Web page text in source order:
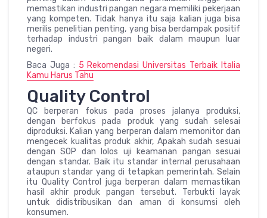
memastikan industri pangan negara memiliki pekerjaan
yang kompeten. Tidak hanya itu saja kalian juga bisa
merilis penelitian penting, yang bisa berdampak positif
terhadap industri pangan baik dalam maupun luar
negeri.
Baca Juga : 5 Rekomendasi Universitas Terbaik Italia
Kamu Harus Tahu
Quality Control
QC berperan fokus pada proses jalanya produksi,
dengan berfokus pada produk yang sudah selesai
diproduksi. Kalian yang berperan dalam memonitor dan
mengecek kualitas produk akhir, Apakah sudah sesuai
dengan SOP dan lolos uji keamanan pangan sesuai
dengan standar. Baik itu standar internal perusahaan
ataupun standar yang di tetapkan pemerintah. Selain
itu Quality Control juga berperan dalam memastikan
hasil akhir produk pangan tersebut. Terbukti layak
untuk didistribusikan dan aman di konsumsi oleh
konsumen.